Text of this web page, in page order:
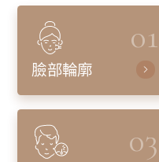
01
臉部輪廓
03